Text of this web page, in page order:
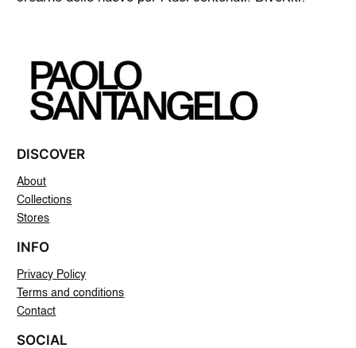
DISCOVER
About
Collections
Stores
INFO
Privacy Policy
Terms and conditions
Contact
SOCIAL